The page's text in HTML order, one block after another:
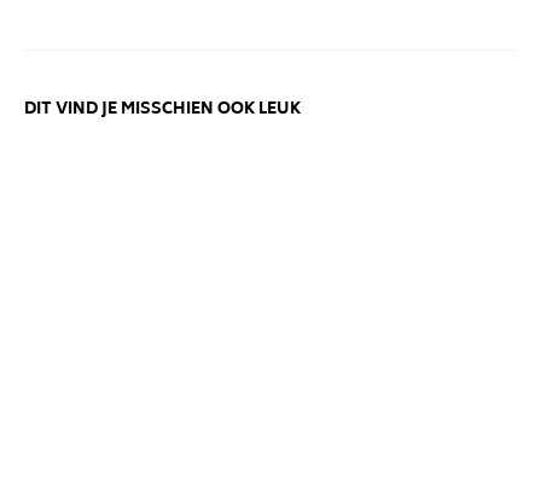
DIT VIND JE MISSCHIEN OOK LEUK